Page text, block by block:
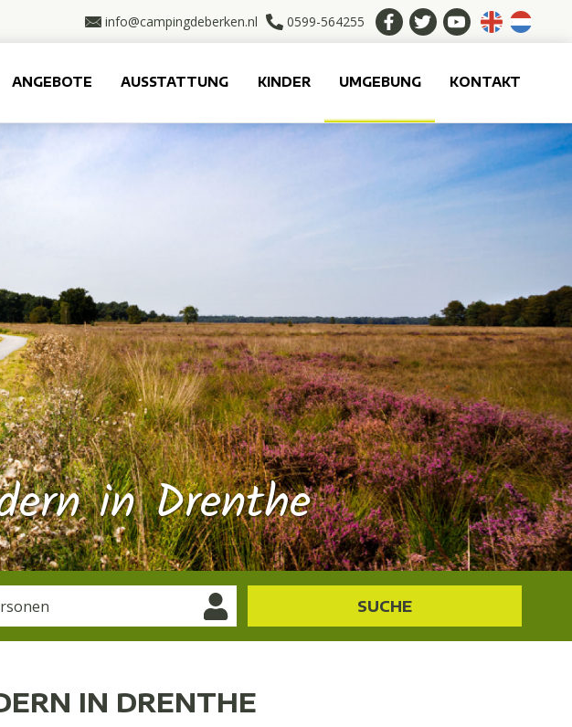
info@campingdeberken.nl 0599-564255
ANGEBOTE AUSSTATTUNG KINDER UMGEBUNG KONTAKT
in Drenthe
SUCHE
IN DRENTHE